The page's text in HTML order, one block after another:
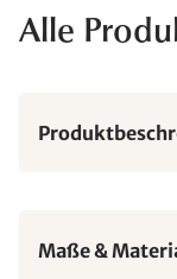
Alle
Maße &